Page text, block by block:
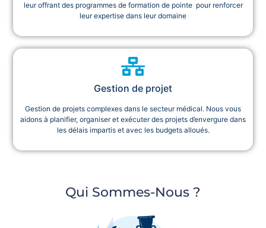
leur offrant des programmes de formation de pointe pour renforcer
leur expertise dans leur domaine
Gestion de projet
Gestion de projets complexes dans le secteur médical. Nous vous
aidons à planifier, organiser et exécuter des projets d’envergure dans
les délais impartis et avec les budgets alloués.
Qui Sommes-Nous ?